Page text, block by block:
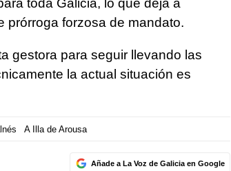
toda Galicia, lo que deja a
prórroga forzosa de mandato.
gestora para seguir llevando las
la actual situación es
A Illa de Arousa
Añade a La Voz de Galicia en Google